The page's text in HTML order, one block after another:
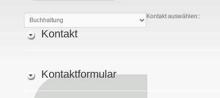
Kontakt auswählen::
Kontakt
Kontaktformular